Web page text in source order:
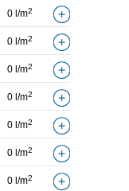
0 l/m2
0 l/m2
0 l/m2
0 l/m2
0 l/m2
0 l/m2
0 l/m2